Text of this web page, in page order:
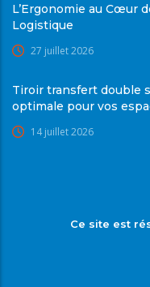
L’Ergonomie au Cœur
Logistique
27 juillet 2026
Tiroir transfert double
optimale pour vos
14 juillet 2026
Ce site est